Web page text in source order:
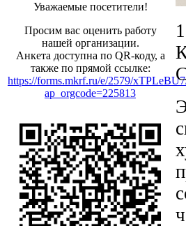
Уважаемые посетители!
Просим вас оценить работу
нашей организации.
Анкета доступна по QR-коду, а
также по прямой ссылке:
https://forms.mkrf.ru/e/2579/
ap_orgcode=225813